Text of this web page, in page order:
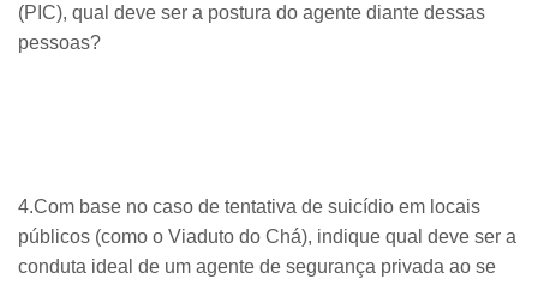
(PIC), qual deve ser a postura do agente diante dessas
pessoas?
4.Com base no caso de tentativa de suicídio em locais
públicos (como o Viaduto do Chá), indique qual deve ser a
conduta ideal de um agente de segurança privada ao se